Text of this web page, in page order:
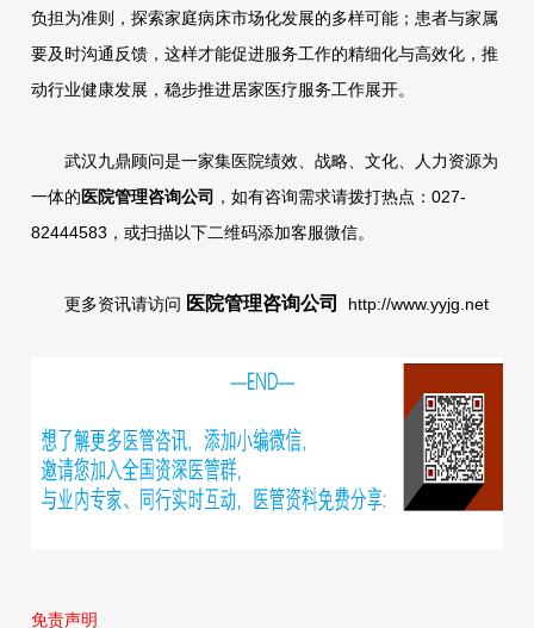
负担为准则，探索家庭病床市场化发展的多样可能；患者与家属
要及时沟通反馈，这样才能促进服务工作的精细化与高效化，推
动行业健康发展，稳步推进居家医疗服务工作展开。
武汉九鼎顾问是一家集医院绩效、战略、文化、人力资源为
一体的医院管理咨询公司 ，如有咨询需求请拨打热点：027-
82444583，或扫描以下二维码添加客服微信。
更多资讯请访问 医院管理咨询公司 http://www.yyjg.net
免责声明